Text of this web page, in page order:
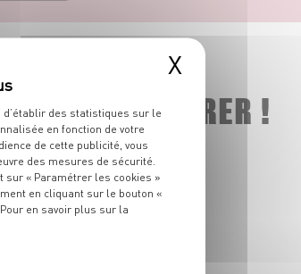
ALLEZ ADORER !
au même thème.
X
des statistiques sur le
en fonction de votre
de cette publicité, vous
des mesures de sécurité.
sur « Paramétrer les cookies »
en cliquant sur le bouton «
en savoir plus sur la